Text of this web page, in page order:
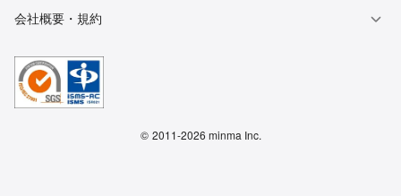
会社概要・規約
© 2011-2026 minma Inc.